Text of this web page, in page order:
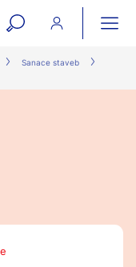
open
search
form
Sanace staveb